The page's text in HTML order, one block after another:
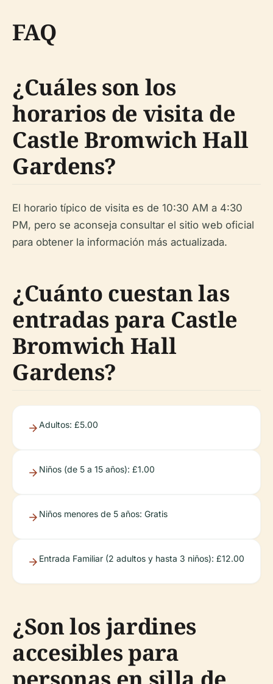
FAQ
¿Cuáles son los
horarios de visita de
Castle Bromwich Hall
Gardens?
El horario típico de visita es de 10:30 AM a 4:30
PM, pero se aconseja consultar el sitio web oficial
para obtener la información más actualizada.
¿Cuánto cuestan las
entradas para Castle
Bromwich Hall
Gardens?
Adultos: £5.00
Niños (de 5 a 15 años): £1.00
Niños menores de 5 años: Gratis
Entrada Familiar (2 adultos y hasta 3 niños): £12.00
¿Son los jardines
accesibles para